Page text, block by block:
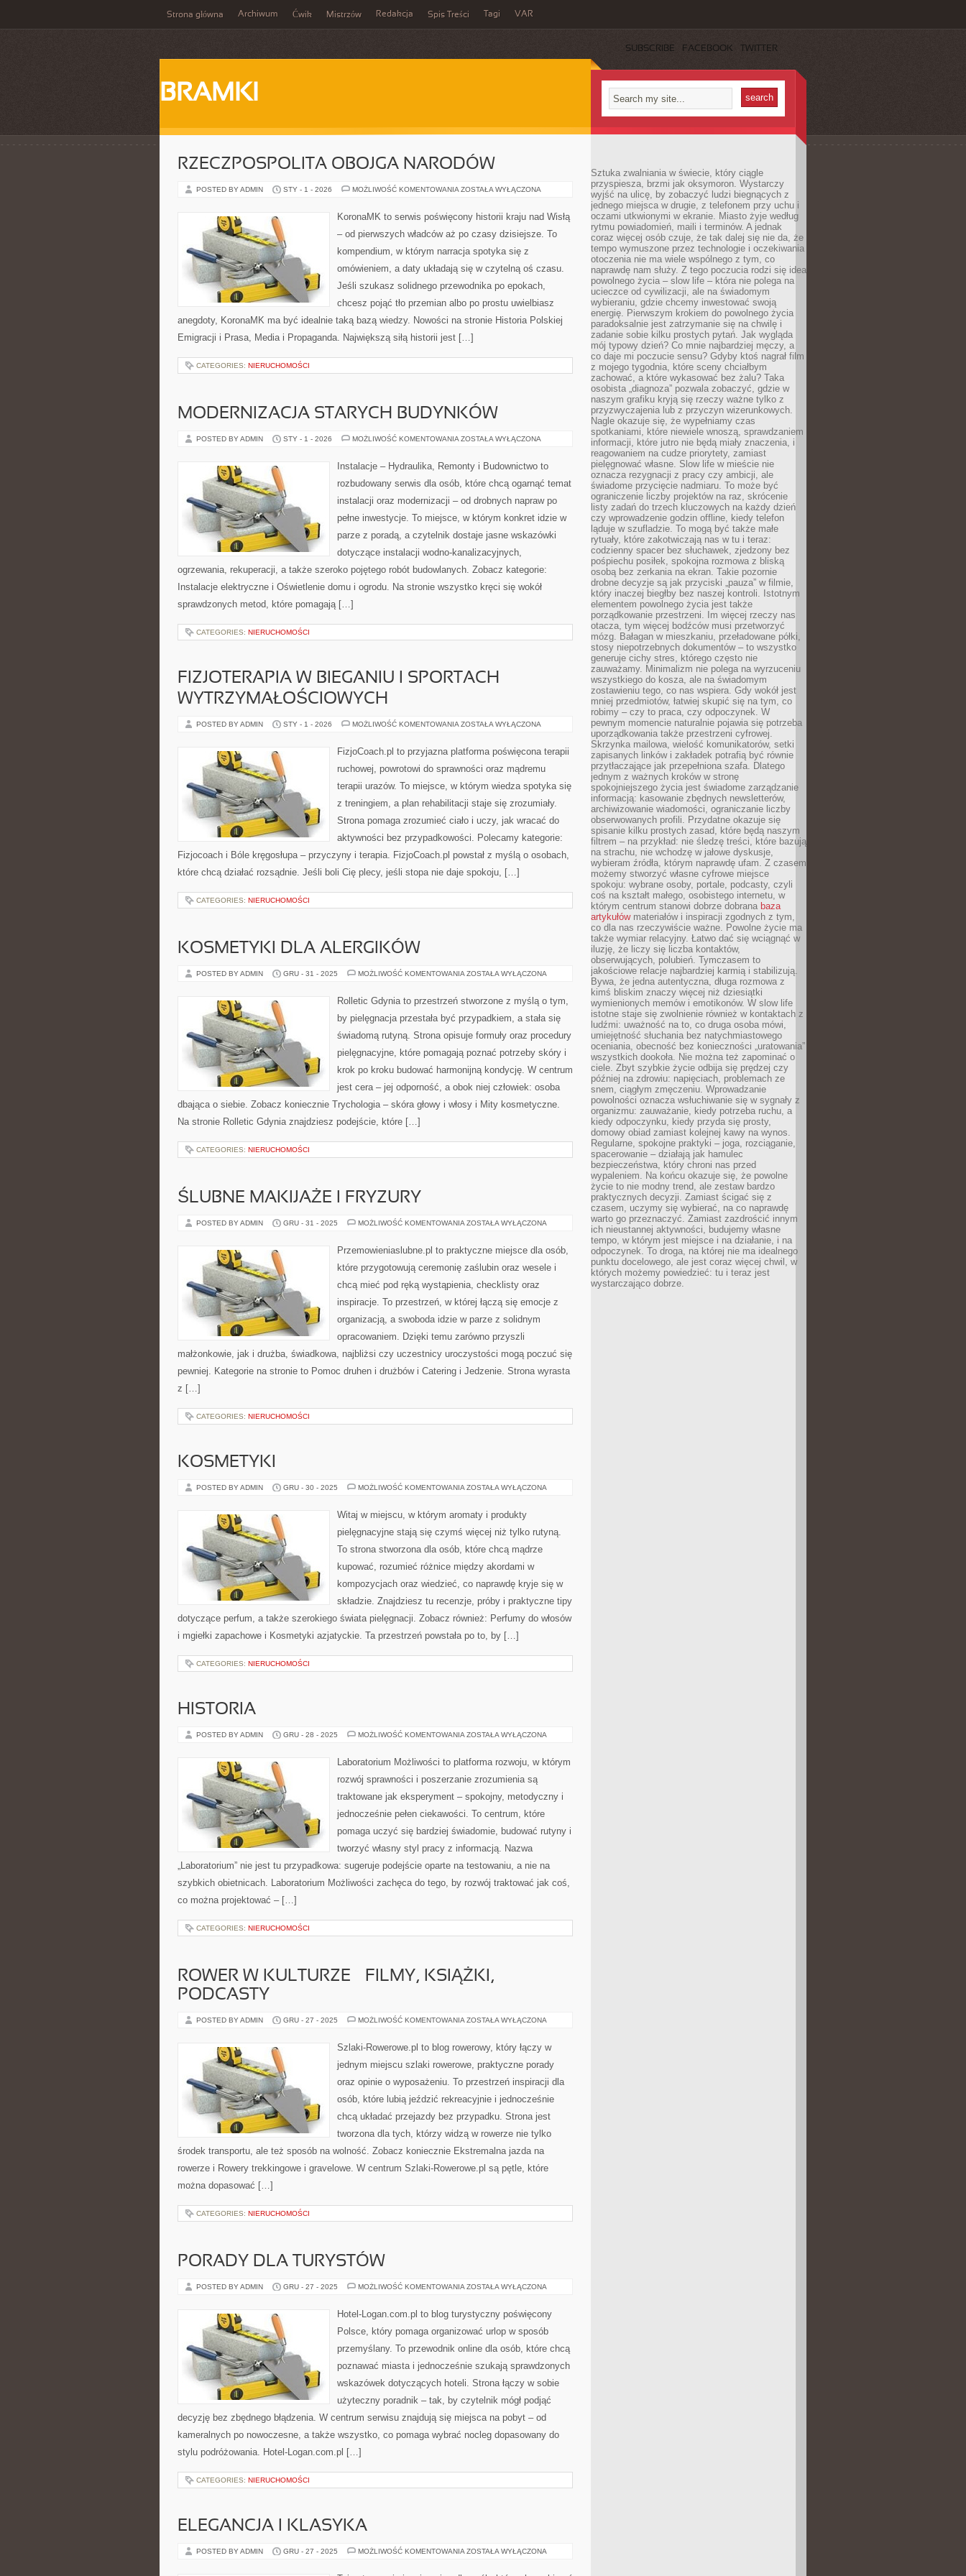
Strona główna Archiwum Ćwik Mistrzów Redakcja Spis Treści Tagi VAR
SUBSCRIBE FACEBOOK TWITTER
BRAMKI
RZECZPOSPOLITA OBOJGA NARODÓW
POSTED BY ADMIN STY - 1 - 2026 MOŻLIWOŚĆ KOMENTOWANIA RZECZPOSPOLITA
ZOSTAŁA WYŁĄCZONA
KoronaMK to serwis poświęcony historii kraju nad Wisłą
– od pierwszych władców aż po czasy dzisiejsze. To
kompendium, w którym narracja spotyka się z
omówieniem, a daty układają się w czytelną oś czasu.
Jeśli szukasz solidnego przewodnika po epokach,
chcesz pojąć tło przemian albo po prostu uwielbiasz
anegdoty, KoronaMK ma być idealnie taką bazą wiedzy. Nowości na stronie Historia Polskiej
Emigracji i Prasa, Media i Propaganda. Największą siłą historii jest […]
CATEGORIES: NIERUCHOMOŚCI
MODERNIZACJA STARYCH BUDYNKÓW
POSTED BY ADMIN STY - 1 - 2026 MOŻLIWOŚĆ KOMENTOWANIA MODERNIZACJA
ZOSTAŁA WYŁĄCZONA
Instalacje – Hydraulika, Remonty i Budownictwo to
rozbudowany serwis dla osób, które chcą ogarnąć temat
instalacji oraz modernizacji – od drobnych napraw po
pełne inwestycje. To miejsce, w którym konkret idzie w
parze z poradą, a czytelnik dostaje jasne wskazówki
dotyczące instalacji wodno-kanalizacyjnych,
ogrzewania, rekuperacji, a także szeroko pojętego robót budowlanych. Zobacz kategorie:
Instalacje elektryczne i Oświetlenie domu i ogrodu. Na stronie wszystko kręci się wokół
sprawdzonych metod, które pomagają […]
CATEGORIES: NIERUCHOMOŚCI
FIZJOTERAPIA W BIEGANIU I SPORTACH
WYTRZYMAŁOŚCIOWYCH
POSTED BY ADMIN STY - 1 - 2026 MOŻLIWOŚĆ KOMENTOWANIA FIZJOTERAPIA
SPORTACH
ZOSTAŁA WYŁĄCZONA
FizjoCoach.pl to przyjazna platforma poświęcona terapii
ruchowej, powrotowi do sprawności oraz mądremu
terapii urazów. To miejsce, w którym wiedza spotyka się
z treningiem, a plan rehabilitacji staje się zrozumiały.
Strona pomaga zrozumieć ciało i uczy, jak wracać do
aktywności bez przypadkowości. Polecamy kategorie:
Fizjocoach i Bóle kręgosłupa – przyczyny i terapia. FizjoCoach.pl powstał z myślą o osobach,
które chcą działać rozsądnie. Jeśli boli Cię plecy, jeśli stopa nie daje spokoju, […]
CATEGORIES: NIERUCHOMOŚCI
KOSMETYKI DLA ALERGIKÓW
POSTED BY ADMIN GRU - 31 - 2025 MOŻLIWOŚĆ KOMENTOWANIA KOSMETYKI
ZOSTAŁA WYŁĄCZONA
Rolletic Gdynia to przestrzeń stworzone z myślą o tym,
by pielęgnacja przestała być przypadkiem, a stała się
świadomą rutyną. Strona opisuje formuły oraz procedury
pielęgnacyjne, które pomagają poznać potrzeby skóry i
krok po kroku budować harmonijną kondycję. W centrum
jest cera – jej odporność, a obok niej człowiek: osoba
dbająca o siebie. Zobacz koniecznie Trychologia – skóra głowy i włosy i Mity kosmetyczne.
Na stronie Rolletic Gdynia znajdziesz podejście, które […]
CATEGORIES: NIERUCHOMOŚCI
ŚLUBNE MAKIJAŻE I FRYZURY
POSTED BY ADMIN GRU - 31 - 2025 MOŻLIWOŚĆ KOMENTOWANIA ŚLUBNE
FRYZURY
ZOSTAŁA WYŁĄCZONA
Przemowieniaslubne.pl to praktyczne miejsce dla osób,
które przygotowują ceremonię zaślubin oraz wesele i
chcą mieć pod ręką wystąpienia, checklisty oraz
inspiracje. To przestrzeń, w której łączą się emocje z
organizacją, a swoboda idzie w parze z solidnym
opracowaniem. Dzięki temu zarówno przyszli
małżonkowie, jak i drużba, świadkowa, najbliżsi czy uczestnicy uroczystości mogą poczuć się
pewniej. Kategorie na stronie to Pomoc druhen i drużbów i Catering i Jedzenie. Strona wyrasta
z […]
CATEGORIES: NIERUCHOMOŚCI
KOSMETYKI
POSTED BY ADMIN GRU - 30 - 2025 MOŻLIWOŚĆ KOMENTOWANIA KOSMETYKI
ZOSTAŁA WYŁĄCZONA
Witaj w miejscu, w którym aromaty i produkty
pielęgnacyjne stają się czymś więcej niż tylko rutyną.
To strona stworzona dla osób, które chcą mądrze
kupować, rozumieć różnice między akordami w
kompozycjach oraz wiedzieć, co naprawdę kryje się w
składzie. Znajdziesz tu recenzje, próby i praktyczne tipy
dotyczące perfum, a także szerokiego świata pielęgnacji. Zobacz również: Perfumy do włosów
i mgiełki zapachowe i Kosmetyki azjatyckie. Ta przestrzeń powstała po to, by […]
CATEGORIES: NIERUCHOMOŚCI
HISTORIA
POSTED BY ADMIN GRU - 28 - 2025 MOŻLIWOŚĆ KOMENTOWANIA HISTORIA
ZOSTAŁA WYŁĄCZONA
Laboratorium Możliwości to platforma rozwoju, w którym
rozwój sprawności i poszerzanie zrozumienia są
traktowane jak eksperyment – spokojny, metodyczny i
jednocześnie pełen ciekawości. To centrum, które
pomaga uczyć się bardziej świadomie, budować rutyny i
tworzyć własny styl pracy z informacją. Nazwa
„Laboratorium” nie jest tu przypadkowa: sugeruje podejście oparte na testowaniu, a nie na
szybkich obietnicach. Laboratorium Możliwości zachęca do tego, by rozwój traktować jak coś,
co można projektować – […]
CATEGORIES: NIERUCHOMOŚCI
ROWER W KULTURZE – FILMY, KSIĄŻKI,
PODCASTY
POSTED BY ADMIN GRU - 27 - 2025 MOŻLIWOŚĆ KOMENTOWANIA ROWER
FILMY,
PODCASTY
ZOSTAŁA WYŁĄCZONA
Szlaki-Rowerowe.pl to blog rowerowy, który łączy w
jednym miejscu szlaki rowerowe, praktyczne porady
oraz opinie o wyposażeniu. To przestrzeń inspiracji dla
osób, które lubią jeździć rekreacyjnie i jednocześnie
chcą układać przejazdy bez przypadku. Strona jest
tworzona dla tych, którzy widzą w rowerze nie tylko
środek transportu, ale też sposób na wolność. Zobacz koniecznie Ekstremalna jazda na
rowerze i Rowery trekkingowe i gravelowe. W centrum Szlaki-Rowerowe.pl są pętle, które
można dopasować […]
CATEGORIES: NIERUCHOMOŚCI
PORADY DLA TURYSTÓW
POSTED BY ADMIN GRU - 27 - 2025 MOŻLIWOŚĆ KOMENTOWANIA PORADY
ZOSTAŁA WYŁĄCZONA
Hotel-Logan.com.pl to blog turystyczny poświęcony
Polsce, który pomaga organizować urlop w sposób
przemyślany. To przewodnik online dla osób, które chcą
poznawać miasta i jednocześnie szukają sprawdzonych
wskazówek dotyczących hoteli. Strona łączy w sobie
użyteczny poradnik – tak, by czytelnik mógł podjąć
decyzję bez zbędnego błądzenia. W centrum serwisu znajdują się miejsca na pobyt – od
kameralnych po nowoczesne, a także wszystko, co pomaga wybrać nocleg dopasowany do
stylu podróżowania. Hotel-Logan.com.pl […]
CATEGORIES: NIERUCHOMOŚCI
ELEGANCJA I KLASYKA
POSTED BY ADMIN GRU - 27 - 2025 MOŻLIWOŚĆ KOMENTOWANIA ELEGANCJA
ZOSTAŁA WYŁĄCZONA
Sztuka zwalniania w świecie, który ciągle
przyspiesza, brzmi jak oksymoron. Wystarczy
wyjść na ulicę, by zobaczyć ludzi biegnących z
jednego miejsca w drugie, z telefonem przy uchu i
oczami utkwionymi w ekranie. Miasto żyje według
rytmu powiadomień, maili i terminów. A jednak
coraz więcej osób czuje, że tak dalej się nie da, że
tempo wymuszone przez technologie i oczekiwania
otoczenia nie ma wiele wspólnego z tym, co
naprawdę nam służy. Z tego poczucia rodzi się idea
powolnego życia – slow life – która nie polega na
ucieczce od cywilizacji, ale na świadomym
wybieraniu, gdzie chcemy inwestować swoją
energię. Pierwszym krokiem do powolnego życia
paradoksalnie jest zatrzymanie się na chwilę i
zadanie sobie kilku prostych pytań. Jak wygląda
mój typowy dzień? Co mnie najbardziej męczy, a
co daje mi poczucie sensu? Gdyby ktoś nagrał film
z mojego tygodnia, które sceny chciałbym
zachować, a które wykasować bez żalu? Taka
osobista „diagnoza” pozwala zobaczyć, gdzie w
naszym grafiku kryją się rzeczy ważne tylko z
przyzwyczajenia lub z przyczyn wizerunkowych.
Nagle okazuje się, że wypełniamy czas
spotkaniami, które niewiele wnoszą, sprawdzaniem
informacji, które jutro nie będą miały znaczenia, i
reagowaniem na cudze priorytety, zamiast
pielęgnować własne. Slow life w mieście nie
oznacza rezygnacji z pracy czy ambicji, ale
świadome przycięcie nadmiaru. To może być
ograniczenie liczby projektów na raz, skrócenie
listy zadań do trzech kluczowych na każdy dzień
czy wprowadzenie godzin offline, kiedy telefon
ląduje w szufladzie. To mogą być także małe
rytuały, które zakotwiczają nas w tu i teraz:
codzienny spacer bez słuchawek, zjedzony bez
pośpiechu posiłek, spokojna rozmowa z bliską
osobą bez zerkania na ekran. Takie pozornie
drobne decyzje są jak przyciski „pauza” w filmie,
który inaczej biegłby bez naszej kontroli. Istotnym
elementem powolnego życia jest także
porządkowanie przestrzeni. Im więcej rzeczy nas
otacza, tym więcej bodźców musi przetworzyć
mózg. Bałagan w mieszkaniu, przeładowane półki,
stosy niepotrzebnych dokumentów – to wszystko
generuje cichy stres, którego często nie
zauważamy. Minimalizm nie polega na wyrzuceniu
wszystkiego do kosza, ale na świadomym
zostawieniu tego, co nas wspiera. Gdy wokół jest
mniej przedmiotów, łatwiej skupić się na tym, co
robimy – czy to praca, czy odpoczynek. W
pewnym momencie naturalnie pojawia się potrzeba
uporządkowania także przestrzeni cyfrowej.
Skrzynka mailowa, wielość komunikatorów, setki
zapisanych linków i zakładek potrafią być równie
przytłaczające jak przepełniona szafa. Dlatego
jednym z ważnych kroków w stronę
spokojniejszego życia jest świadome zarządzanie
informacją: kasowanie zbędnych newsletterów,
archiwizowanie wiadomości, ograniczanie liczby
obserwowanych profili. Przydatne okazuje się
spisanie kilku prostych zasad, które będą naszym
filtrem – na przykład: nie śledzę treści, które bazują
na strachu, nie wchodzę w jałowe dyskusje,
wybieram źródła, którym naprawdę ufam. Z czasem
możemy stworzyć własne cyfrowe miejsce
spokoju: wybrane osoby, portale, podcasty, czyli
coś na kształt małego, osobistego internetu, w
którym centrum stanowi dobrze dobrana baza
artykułówmateriałów i inspiracji zgodnych z tym,
co dla nas rzeczywiście ważne. Powolne życie ma
także wymiar relacyjny. Łatwo dać się wciągnąć w
iluzję, że liczy się liczba kontaktów,
obserwujących, polubień. Tymczasem to
jakościowe relacje najbardziej karmią i stabilizują.
Bywa, że jedna autentyczna, długa rozmowa z
kimś bliskim znaczy więcej niż dziesiątki
wymienionych memów i emotikonów. W slow life
istotne staje się zwolnienie również w kontaktach z
ludźmi: uważność na to, co druga osoba mówi,
umiejętność słuchania bez natychmiastowego
oceniania, obecność bez konieczności „uratowania”
wszystkich dookoła. Nie można też zapominać o
ciele. Zbyt szybkie życie odbija się prędzej czy
później na zdrowiu: napięciach, problemach ze
snem, ciągłym zmęczeniu. Wprowadzanie
powolności oznacza wsłuchiwanie się w sygnały z
organizmu: zauważanie, kiedy potrzeba ruchu, a
kiedy odpoczynku, kiedy przyda się prosty,
domowy obiad zamiast kolejnej kawy na wynos.
Regularne, spokojne praktyki – joga, rozciąganie,
spacerowanie – działają jak hamulec
bezpieczeństwa, który chroni nas przed
wypaleniem. Na końcu okazuje się, że powolne
życie to nie modny trend, ale zestaw bardzo
praktycznych decyzji. Zamiast ścigać się z
czasem, uczymy się wybierać, na co naprawdę
warto go przeznaczyć. Zamiast zazdrościć innym
ich nieustannej aktywności, budujemy własne
tempo, w którym jest miejsce i na działanie, i na
odpoczynek. To droga, na której nie ma idealnego
punktu docelowego, ale jest coraz więcej chwil, w
których możemy powiedzieć: tu i teraz jest
wystarczająco dobrze.